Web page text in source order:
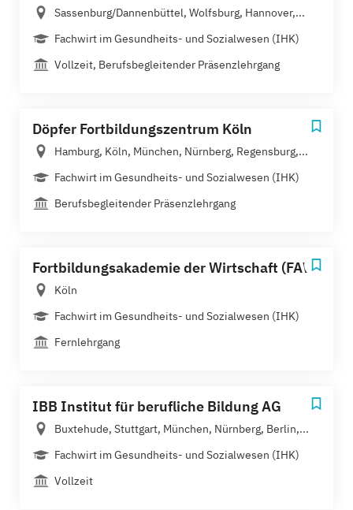
Sassenburg/Dannenbüttel, Wolfsburg, Hannover,...
Fachwirt im Gesundheits- und Sozialwesen (IHK)
Vollzeit, Berufsbegleitender Präsenzlehrgang
Döpfer Fortbildungszentrum Köln
Hamburg, Köln, München, Nürnberg, Regensburg,...
Fachwirt im Gesundheits- und Sozialwesen (IHK)
Berufsbegleitender Präsenzlehrgang
Fortbildungsakademie der Wirtschaft (FAW)
Köln
Fachwirt im Gesundheits- und Sozialwesen (IHK)
Fernlehrgang
IBB Institut für berufliche Bildung AG
Buxtehude, Stuttgart, München, Nürnberg, Berlin,...
Fachwirt im Gesundheits- und Sozialwesen (IHK)
Vollzeit